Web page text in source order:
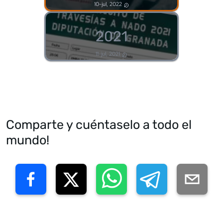
10-jul, 2022
2021
11-jul, 2021
Comparte y cuéntaselo a todo el
mundo!